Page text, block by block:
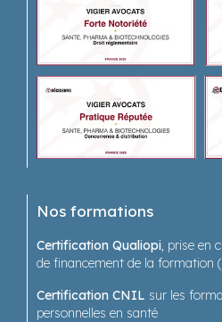
Nos formations
Certification Qualiopi, prise en
de financement de la formation
Certification CNIL sur les
personnelles en santé